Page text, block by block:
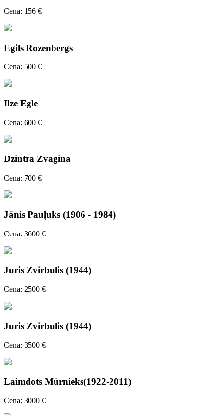
Cena: 156 €
Egils Rozenbergs
Cena: 500 €
Ilze Egle
Cena: 600 €
Dzintra Zvagina
Cena: 700 €
Jānis Pauļuks (1906 - 1984)
Cena: 3600 €
Juris Zvirbulis (1944)
Cena: 2500 €
Juris Zvirbulis (1944)
Cena: 3500 €
Laimdots Mūrnieks(1922-2011)
Cena: 3000 €